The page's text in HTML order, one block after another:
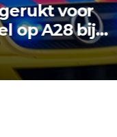
bij Putten
10 AUGUSTUS 2026